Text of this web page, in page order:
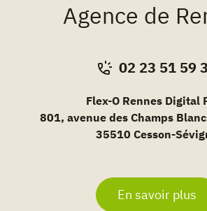
Agence de
02 23 51 59
Flex-O Rennes Digital
801, avenue des Champs
35510 Cesson-
En savoir plus